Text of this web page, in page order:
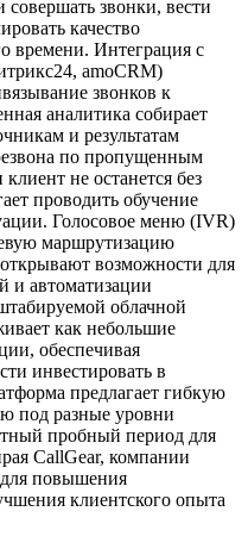
совершать звонки, вести
качество
времени. Интеграция с
amoCRM)
звонков к
аналитика собирает
и результатам
по пропущенным
не останется без
проводить обучение
Голосовое меню (IVR)
маршрутизацию
возможности для
и автоматизации
облачной
как небольшие
обеспечивая
инвестировать в
предлагает гибкую
под разные уровни
пробный период для
CallGear, компании
повышения
клиентского опыта